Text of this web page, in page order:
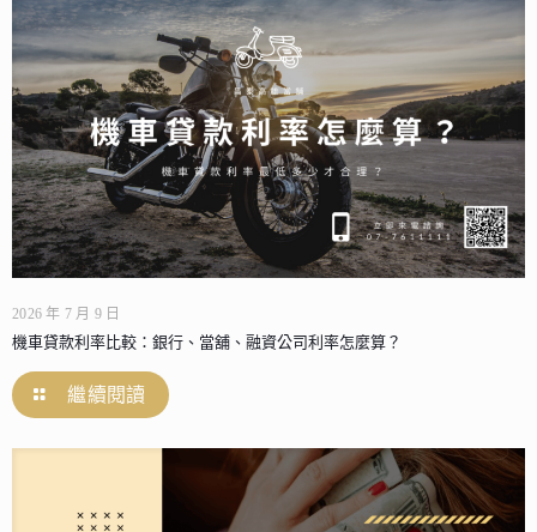
2026 年 7 月 9 日
機車貸款利率比較：銀行、當舖、融資公司利率怎麼算？
繼續閱讀